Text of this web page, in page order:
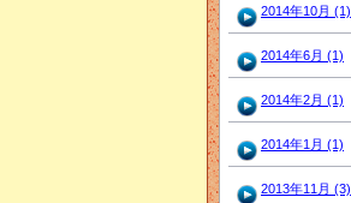
2014年10月 (1)
2014年6月 (1)
2014年2月 (1)
2014年1月 (1)
2013年11月 (3)